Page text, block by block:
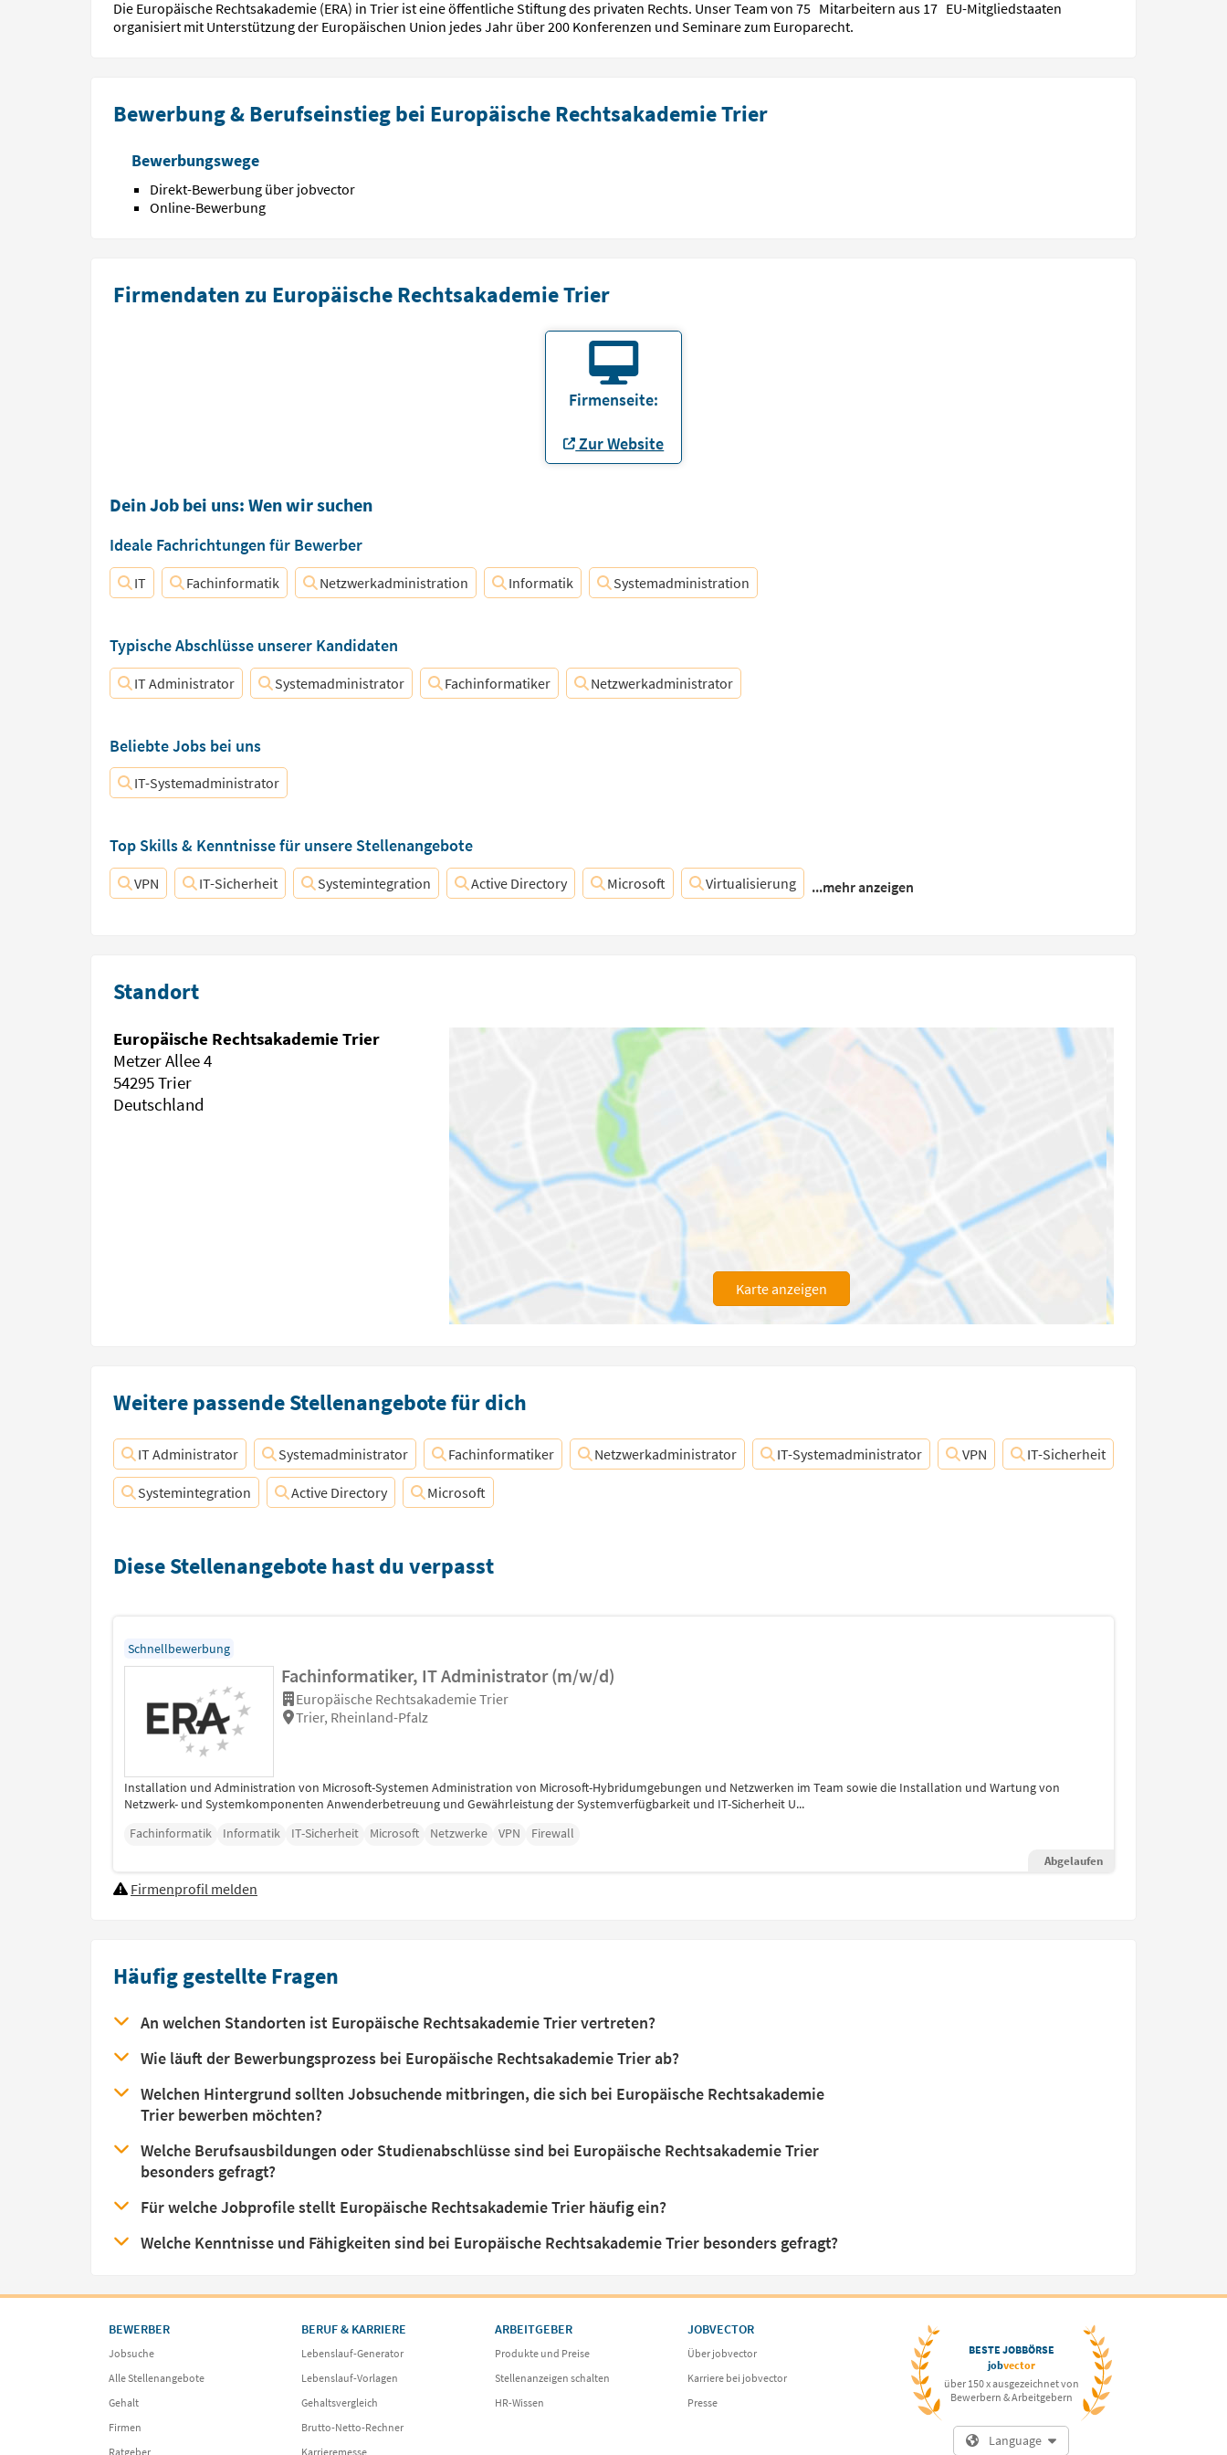
Die Europäische Rechtsakademie (ERA) in Trier ist eine öffentliche Stiftung des privaten Rechts. Unser Team von 75 Mitarbeitern aus 17 EU-Mitgliedstaaten
organisiert mit Unterstützung der Europäischen Union jedes Jahr über 200 Konfe­renzen und Seminare zum Europarecht.
Bewerbung & Berufseinstieg bei Europäische Rechtsakademie Trier
Bewerbungswege
Direkt-Bewerbung über jobvector
Online-Bewerbung
Firmendaten zu Europäische Rechtsakademie Trier
Firmenseite:
Zur Website
Dein Job bei uns: Wen wir suchen
Ideale Fachrichtungen für Bewerber
IT Fachinformatik Netzwerkadministration Informatik Systemadministration
Typische Abschlüsse unserer Kandidaten
IT Administrator Systemadministrator Fachinformatiker Netzwerkadministrator
Beliebte Jobs bei uns
IT-Systemadministrator
Top Skills & Kenntnisse für unsere Stellenangebote
VPN IT-Sicherheit Systemintegration Active Directory Microsoft Virtualisierung ...mehr anzeigen
Standort
Europäische Rechtsakademie Trier
Metzer Allee 4
54295 Trier
Deutschland
Karte anzeigen
Weitere passende Stellenangebote für dich
IT Administrator Systemadministrator Fachinformatiker Netzwerkadministrator IT-Systemadministrator VPN IT-Sicherheit
Systemintegration Active Directory Microsoft
Diese Stellenangebote hast du verpasst
Schnellbewerbung
Fachinformatiker, IT Administrator (m/w/d)
Europäische Rechtsakademie Trier
Trier, Rheinland-Pfalz
Installation und Administration von Microsoft-Systemen Administration von Microsoft-Hybridumgebungen und Netzwerken im Team sowie die Installation und Wartung von
Netzwerk- und Systemkomponenten Anwenderbetreuung und Gewährleistung der Systemverfügbarkeit und IT-Sicherheit U...
Fachinformatik
Informatik IT-Sicherheit Microsoft Netzwerke VPN Firewall
Abgelaufen
Firmenprofil melden
Häufig gestellte Fragen
An welchen Standorten ist Europäische Rechtsakademie Trier vertreten?
Wie läuft der Bewerbungsprozess bei Europäische Rechtsakademie Trier ab?
Welchen Hintergrund sollten Jobsuchende mitbringen, die sich bei Europäische Rechtsakademie
Trier bewerben möchten?
Welche Berufsausbildungen oder Studienabschlüsse sind bei Europäische Rechtsakademie Trier
besonders gefragt?
Für welche Jobprofile stellt Europäische Rechtsakademie Trier häufig ein?
Welche Kenntnisse und Fähigkeiten sind bei Europäische Rechtsakademie Trier besonders gefragt?
BEWERBER
Jobsuche
Alle Stellenangebote
Gehalt
Firmen
Ratgeber
BERUF & KARRIERE
Lebenslauf-Generator
Lebenslauf-Vorlagen
Gehaltsvergleich
Brutto-Netto-Rechner
Karrieremesse
ARBEITGEBER
Produkte und Preise
Stellenanzeigen schalten
HR-Wissen
JOBVECTOR
Über jobvector
Karriere bei jobvector
Presse
BESTE JOBBÖRSE
jobvector
über 150 x ausgezeichnet von
Bewerbern & Arbeitgebern
Language